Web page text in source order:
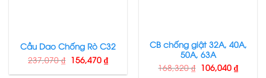
Cầu Dao Chống Rò C32
237,070₫ 156,470 ₫
CB chống giật 32A, 40A,
50A, 63A
168,320₫ 106,040 ₫